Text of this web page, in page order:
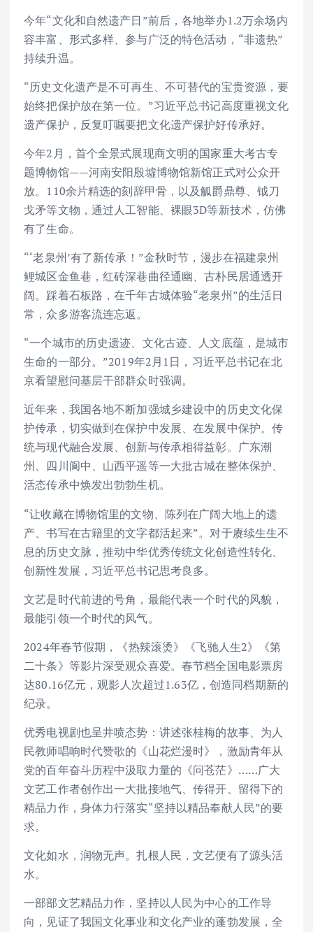
今年“文化和自然遗产日”前后，各地举办1.2万余场内
容丰富、形式多样、参与广泛的特色活动，“非遗热”
持续升温。
“历史文化遗产是不可再生、不可替代的宝贵资源，要
始终把保护放在第一位。”习近平总书记高度重视文化
遗产保护，反复叮嘱要把文化遗产保护好传承好。
今年2月，首个全景式展现商文明的国家重大考古专
题博物馆——河南安阳殷墟博物馆新馆正式对公众开
放。110余片精选的刻辞甲骨，以及觚爵鼎尊、钺刀
戈矛等文物，通过人工智能、裸眼3D等新技术，仿佛
有了生命。
“‘老泉州’有了新传承！”金秋时节，漫步在福建泉州
鲤城区金鱼巷，红砖深巷曲径通幽、古朴民居通透开
阔。踩着石板路，在千年古城体验“老泉州”的生活日
常，众多游客流连忘返。
“一个城市的历史遗迹、文化古迹、人文底蕴，是城市
生命的一部分。”2019年2月1日，习近平总书记在北
京看望慰问基层干部群众时强调。
近年来，我国各地不断加强城乡建设中的历史文化保
护传承，切实做到在保护中发展、在发展中保护。传
统与现代融合发展、创新与传承相得益彰。广东潮
州、四川阆中、山西平遥等一大批古城在整体保护、
活态传承中焕发出勃勃生机。
“让收藏在博物馆里的文物、陈列在广阔大地上的遗
产、书写在古籍里的文字都活起来”。对于赓续生生不
息的历史文脉，推动中华优秀传统文化创造性转化、
创新性发展，习近平总书记思考良多。
文艺是时代前进的号角，最能代表一个时代的风貌，
最能引领一个时代的风气。
2024年春节假期，《热辣滚烫》《飞驰人生2》《第
二十条》等影片深受观众喜爱。春节档全国电影票房
达80.16亿元，观影人次超过1.63亿，创造同档期新的
纪录。
优秀电视剧也呈井喷态势：讲述张桂梅的故事、为人
民教师唱响时代赞歌的《山花烂漫时》，激励青年从
党的百年奋斗历程中汲取力量的《问苍茫》……广大
文艺工作者创作出一大批接地气、传得开、留得下的
精品力作，身体力行落实“坚持以精品奉献人民”的要
求。
文化如水，润物无声。扎根人民，文艺便有了源头活
水。
一部部文艺精品力作，坚持以人民为中心的工作导
向，见证了我国文化事业和文化产业的蓬勃发展，全